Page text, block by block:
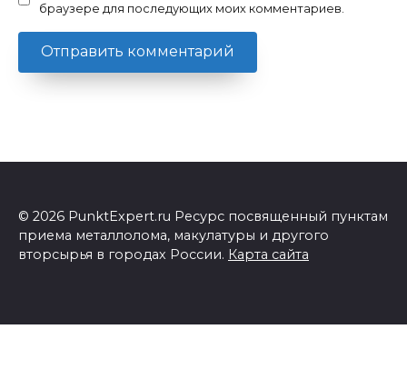
браузере для последующих моих комментариев.
© 2026 PunktExpert.ru Ресурс посвященный пунктам
приема металлолома, макулатуры и другого
вторсырья в городах России. Карта сайта